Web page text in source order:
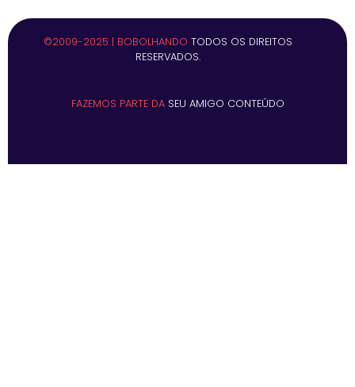
©2009-2025 | BOBOLHANDO TODOS OS DIREITOS
RESERVADOS.
FAZEMOS PARTE DA SEU AMIGO CONTEÚDO